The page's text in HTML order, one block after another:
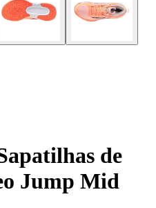
de
Jump Mid